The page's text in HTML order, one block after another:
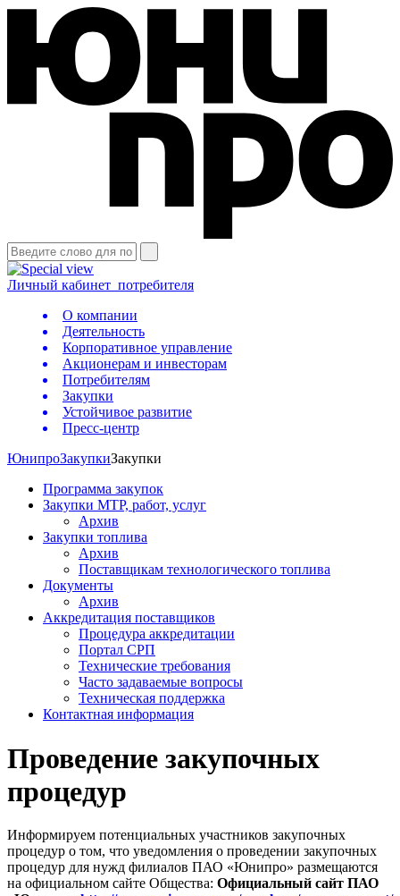
Личный кабинет потребителя
О компании
Деятельность
Корпоративное управление
Акционерам и инвесторам
Потребителям
Закупки
Устойчивое развитие
Пресс-центр
ЮнипроЗакупкиЗакупки
Программа закупок
Закупки МТР, работ, услуг
Архив
Закупки топлива
Архив
Поставщикам технологического топлива
Документы
Архив
Аккредитация поставщиков
Процедура аккредитации
Портал СРП
Технические требования
Часто задаваемые вопросы
Техническая поддержка
Контактная информация
Проведение закупочных
процедур
Информируем потенциальных участников закупочных
процедур о том, что уведомления о проведении закупочных
процедур для нужд филиалов ПАО «Юнипро» размещаются
на официальном сайте Общества: Официальный сайт ПАО